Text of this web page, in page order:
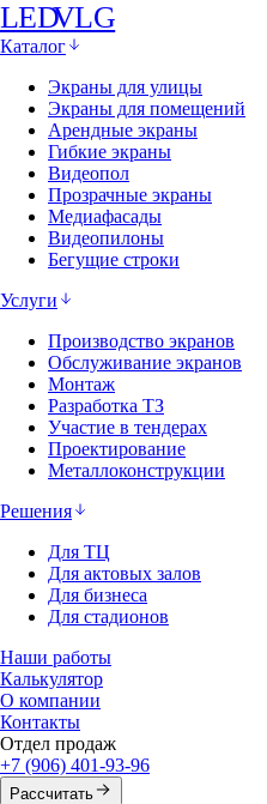
LEDVLG
Каталог
Экраны для улицы
Экраны для помещений
Арендные экраны
Гибкие экраны
Видеопол
Прозрачные экраны
Медиафасады
Видеопилоны
Бегущие строки
Услуги
Производство экранов
Обслуживание экранов
Монтаж
Разработка ТЗ
Участие в тендерах
Проектирование
Металлоконструкции
Решения
Для ТЦ
Для актовых залов
Для бизнеса
Для стадионов
Наши работы
Калькулятор
О компании
Контакты
Отдел продаж
+7 (906) 401-93-96
Рассчитать